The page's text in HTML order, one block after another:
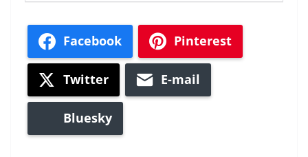
Facebook Pinterest
Twitter E-mail
Bluesky